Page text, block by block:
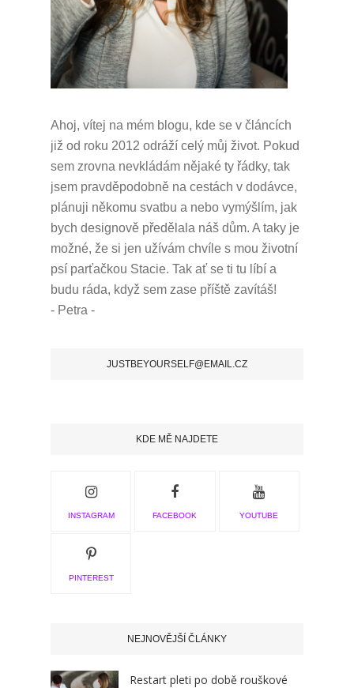
Ahoj, vítej na mém blogu, kde se v článcích
již od roku 2012 odráží celý můj život. Pokud
sem zrovna nevkládám nějaké ty řádky, tak
jsem pravděpodobně na cestách v dodávce,
plánuji někomu svatbu a nebo vymýšlím, jak
bych designově předělala náš dům. A taky je
možné, že si jen užívám chvíle s mou životní
psí parťačkou Stacie. Tak ať se ti tu líbí a
budu ráda, když sem zase příště zavítáš!
- Petra -
JUSTBEYOURSELF@EMAIL.CZ
KDE MĚ NAJDETE
INSTAGRAM FACEBOOK YOUTUBE
PINTEREST
NEJNOVĚJŠÍ ČLÁNKY
Restart pleti po době rouškové